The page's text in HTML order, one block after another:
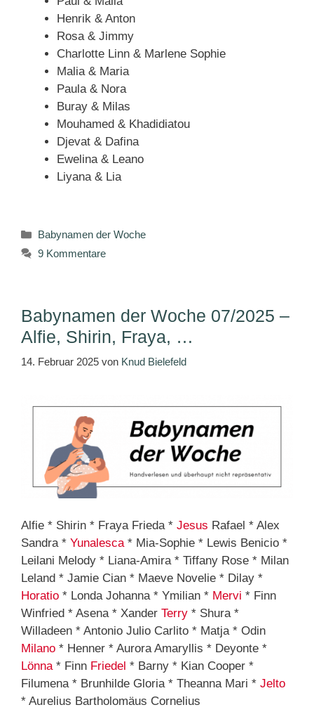
Henrik & Anton
Rosa & Jimmy
Charlotte Linn & Marlene Sophie
Malia & Maria
Paula & Nora
Buray & Milas
Mouhamed & Khadidiatou
Djevat & Dafina
Ewelina & Leano
Liyana & Lia
Kategorien
Babynamen der Woche
9 Kommentare
Babynamen der Woche 07/2025 –
Alfie, Shirin, Fraya, …
14. Februar 2025 von Knud Bielefeld
Alfie * Shirin * Fraya Frieda * Jesus Rafael * Alex
Sandra * Yunalesca * Mia-Sophie * Lewis Benicio *
Leilani Melody * Liana-Amira * Tiffany Rose * Milan
Leland * Jamie Cian * Maeve Novelie * Dilay *
Horatio * Londa Johanna * Ymilian * Mervi * Finn
Winfried * Asena * Xander Terry * Shura *
Willadeen * Antonio Julio Carlito * Matja * Odin
Milano * Henner * Aurora Amaryllis * Deyonte *
Lönna * Finn Friedel * Barny * Kian Cooper *
Filumena * Brunhilde Gloria * Theanna Mari * Jelto
* Aurelius Bartholomäus Cornelius